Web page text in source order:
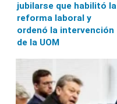
jubilarse que habilitó la
reforma laboral y
ordenó la intervención
de la UOM